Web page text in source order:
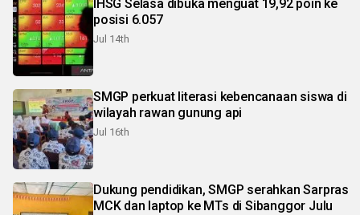
IHSG Selasa dibuka menguat 19,92 poin ke
posisi 6.057
Jul 14th
SMGP perkuat literasi kebencanaan siswa di
wilayah rawan gunung api
Jul 16th
Dukung pendidikan, SMGP serahkan Sarpras
MCK dan laptop ke MTs di Sibanggor Julu